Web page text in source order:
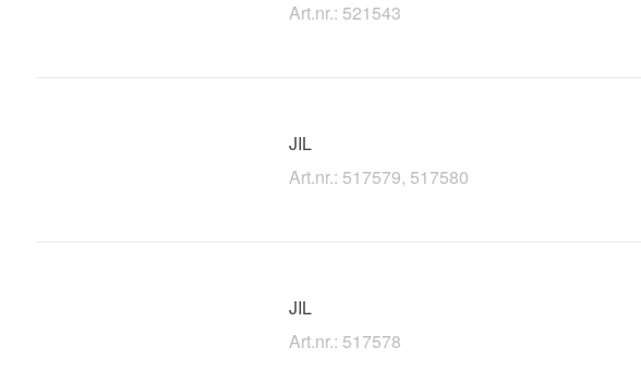
Art.nr.: 521543
JIL
Art.nr.: 517579, 517580
JIL
Art.nr.: 517578